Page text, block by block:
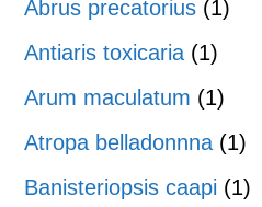
Abrus precatorius (1)
Antiaris toxicaria (1)
Arum maculatum (1)
Atropa belladonnna (1)
Banisteriopsis caapi (1)